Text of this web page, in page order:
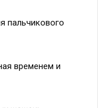
пальчикового
временем и